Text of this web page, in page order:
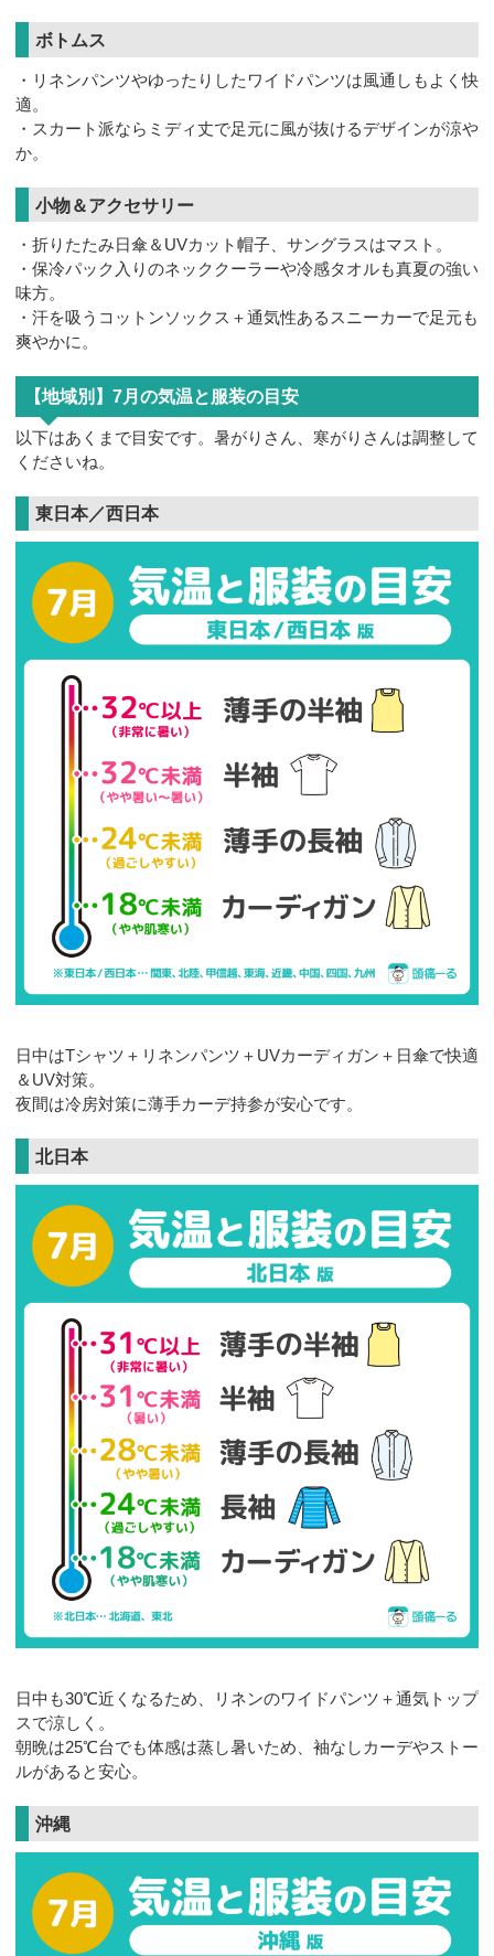
ボトムス
・リネンパンツやゆったりしたワイドパンツは風通しもよく快
適。
・スカート派ならミディ丈で足元に風が抜けるデザインが涼や
か。
小物＆アクセサリー
・折りたたみ日傘＆UVカット帽子、サングラスはマスト。
・保冷パック入りのネッククーラーや冷感タオルも真夏の強い
味方。
・汗を吸うコットンソックス＋通気性あるスニーカーで足元も
爽やかに。
【地域別】7月の気温と服装の目安
以下はあくまで目安です。暑がりさん、寒がりさんは調整して
くださいね。
東日本／西日本
日中はTシャツ＋リネンパンツ＋UVカーディガン＋日傘で快適
＆UV対策。
夜間は冷房対策に薄手カーデ持参が安心です。
北日本
日中も30℃近くなるため、リネンのワイドパンツ＋通気トップ
スで涼しく。
朝晩は25℃台でも体感は蒸し暑いため、袖なしカーデやストー
ルがあると安心。
沖縄